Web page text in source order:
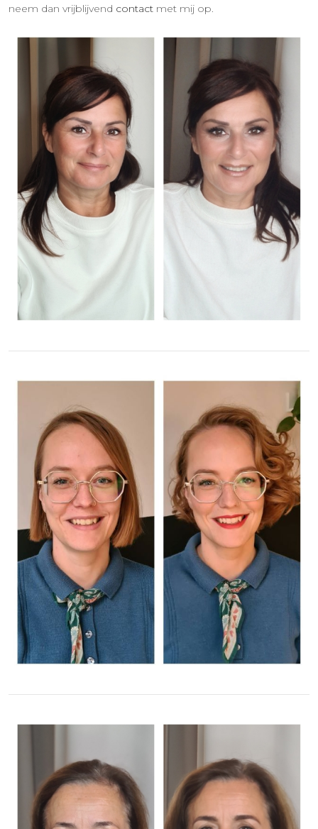
neem dan vrijblijvend contact met mij op.